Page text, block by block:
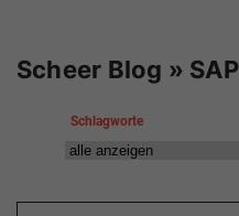
Scheer Blog » SAP
Schlagworte